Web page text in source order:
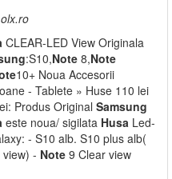
CLEAR-LED View Originala
:S10,Note 8,Note
10+ Noua Accesorii
- Tablete » Huse 110 lei
Produs Original Samsung
este noua/ sigilata Husa Led-
- S10 alb. S10 plus alb(
- Note 9 Clear view